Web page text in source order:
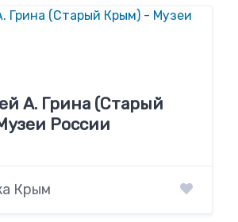
А. Грина (Старый
России
Крым